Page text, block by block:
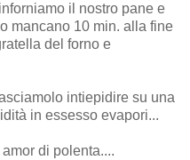
il nostro pane e
mancano 10 min. alla fine
del forno e
intiepidire su una
in essesso evapori...
di polenta....